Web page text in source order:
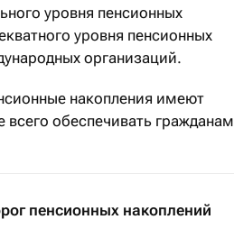
уровня пенсионных
уровня пенсионных
организаций.
накопления имеют
обеспечивать гражданам
пенсионных накоплений